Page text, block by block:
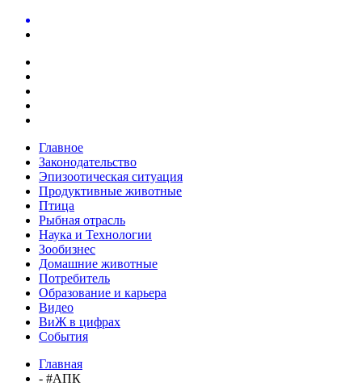
Главное
Законодательство
Эпизоотическая ситуация
Продуктивные животные
Птица
Рыбная отрасль
Наука и Технологии
Зообизнес
Домашние животные
Потребитель
Образование и карьера
Видео
ВиЖ в цифрах
События
Главная
- #АПК